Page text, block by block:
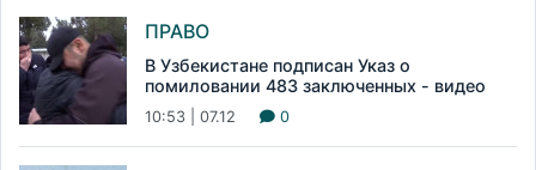
ПРАВО
В Узбекистане подписан Указ о
помиловании 483 заключенных - видео
10:53 | 07.12 0